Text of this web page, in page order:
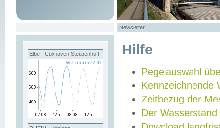
Newsletter
Elbe - Cuxhaven Steubenhöft Hilfe
Pegelauswahl
Kennzeichnende
Zeitbezug der
Der Wasserstand